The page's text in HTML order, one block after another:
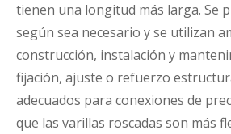
tienen una longitud más larga. Se
según sea necesario y se utilizan
construcción, instalación y
fijación, ajuste o refuerzo
adecuados para conexiones de
que las varillas roscadas son más